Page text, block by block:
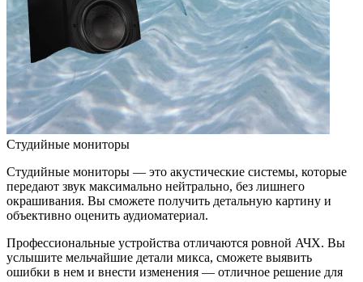
Студийные мониторы
Студийные мониторы — это акустические системы, которые
передают звук максимально нейтрально, без лишнего
окрашивания. Вы сможете получить детальную картину и
объективно оценить аудиоматериал.
Профессиональные устройства отличаются ровной АЧХ. Вы
услышите мельчайшие детали микса, сможете выявить
ошибки в нем и внести изменения — отличное решение для